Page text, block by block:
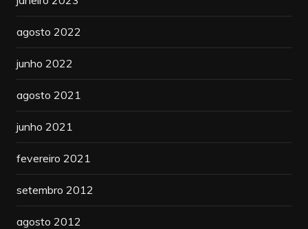
agosto 2022
junho 2022
agosto 2021
junho 2021
fevereiro 2021
setembro 2012
agosto 2012